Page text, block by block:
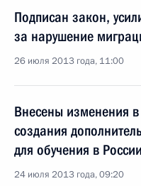
Подписан закон,
за нарушение
26 июля 2013 года, 11:00
Внесены изменения в
создания
для обучения в
24 июля 2013 года, 09:20